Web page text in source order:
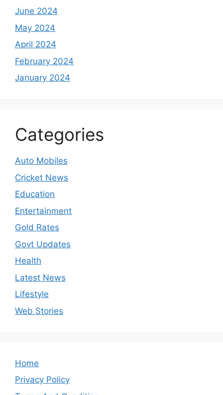
June 2024
May 2024
April 2024
February 2024
January 2024
Categories
Auto Mobiles
Cricket News
Education
Entertainment
Gold Rates
Govt Updates
Health
Latest News
Lifestyle
Web Stories
Home
Privacy Policy